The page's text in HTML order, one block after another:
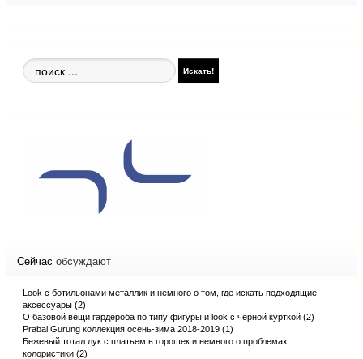
Поиск
по
Искать!
Сейчас обсуждают
Look с ботильонами металлик и немного о том, где искать подходящие
аксессуары (2)
О базовой вещи гардероба по типу фигуры и look с черной курткой (2)
Prabal Gurung коллекция осень-зима 2018-2019 (1)
Бежевый тотал лук с платьем в горошек и немного о проблемах
колористики (2)